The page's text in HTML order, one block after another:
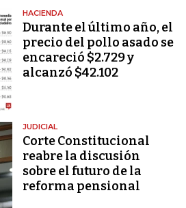
HACIENDA
Durante el último año, el
precio del pollo asado se
encareció $2.729 y
alcanzó $42.102
JUDICIAL
Corte Constitucional
reabre la discusión
sobre el futuro de la
reforma pensional